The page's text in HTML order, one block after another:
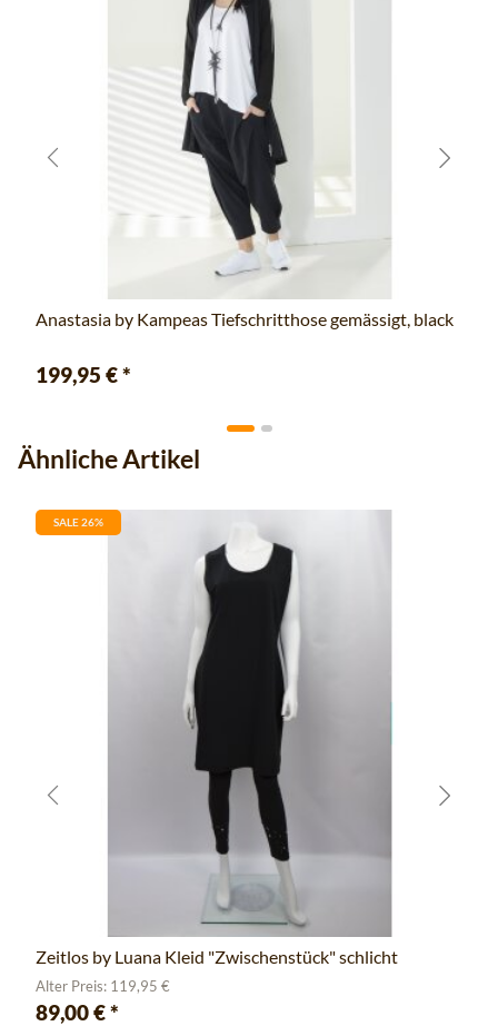
Anastasia by Kampeas Tiefschritthose gemässigt, black
199,95 €*
Ähnliche Artikel
SALE 26%
Zeitlos by Luana Kleid "Zwischenstück" schlicht
Alter Preis: 119,95 €
89,00 €*